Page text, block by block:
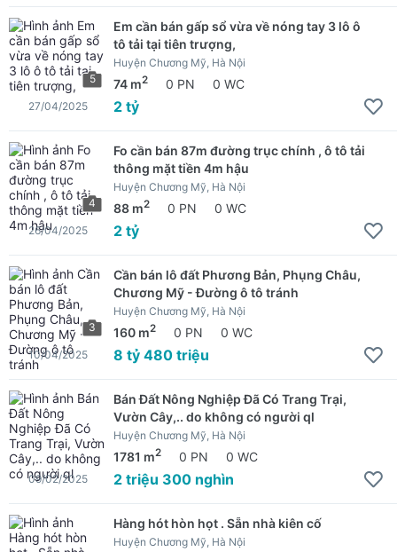
5
Em cần bán gấp sổ vừa về nóng tay 3 lô ô
tô tải tại tiên trượng,
Huyện Chương Mỹ, Hà Nội
74 m2 0 PN 0 WC
2 tỷ
27/04/2025
4
Fo cần bán 87m đường trục chính , ô tô tải
thông mặt tiền 4m hậu
Huyện Chương Mỹ, Hà Nội
88 m2 0 PN 0 WC
2 tỷ
26/04/2025
3
Cần bán lô đất Phương Bản, Phụng Châu,
Chương Mỹ - Đường ô tô tránh
Huyện Chương Mỹ, Hà Nội
160 m2 0 PN 0 WC
8 tỷ 480 triệu
10/04/2025
Bán Đất Nông Nghiệp Đã Có Trang Trại,
Vườn Cây,.. do không có người ql
Huyện Chương Mỹ, Hà Nội
1781 m2 0 PN 0 WC
2 triệu 300 nghìn
09/02/2025
Hàng hót hòn họt . Sẵn nhà kiên cố
Huyện Chương Mỹ, Hà Nội